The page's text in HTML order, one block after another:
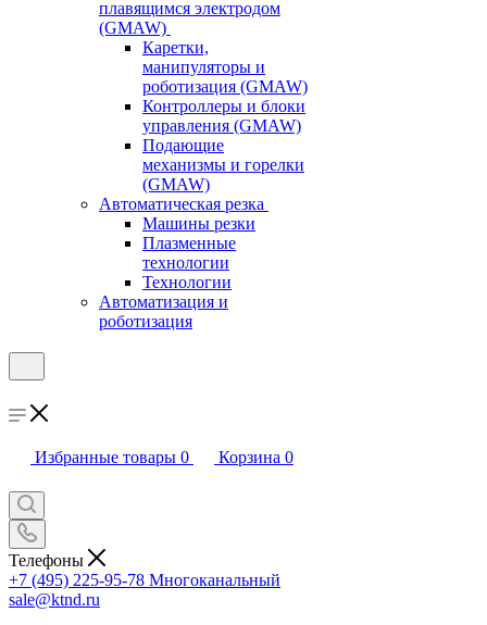
плавящимся электродом
(GMAW)
Каретки,
манипуляторы и
роботизация (GMAW)
Контроллеры и блоки
управления (GMAW)
Подающие
механизмы и горелки
(GMAW)
Автоматическая резка
Машины резки
Плазменные
технологии
Технологии
Автоматизация и
роботизация
Избранные товары 0 Корзина 0
Телефоны
+7 (495) 225-95-78 Многоканальный
sale@ktnd.ru